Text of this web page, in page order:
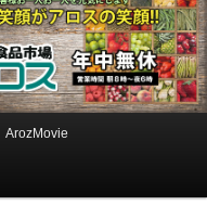
ArozMovie